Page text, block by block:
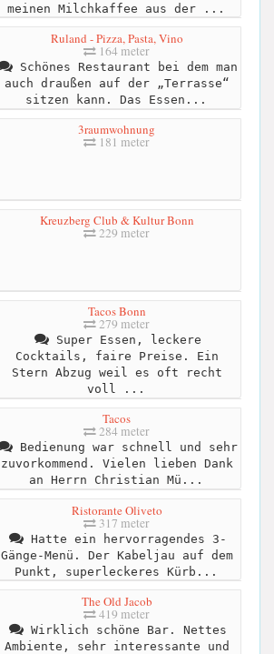
meinen Milchkaffee aus der ...
Ruland - Pizza, Pasta, Vino
164 meter
Schönes Restaurant bei dem man
auch draußen auf der „Terrasse“
sitzen kann. Das Essen...
3raumwohnung
181 meter
Kreuzberg Club & Kultur Bonn
229 meter
Tacos Bonn
279 meter
Super Essen, leckere
Cocktails, faire Preise. Ein
Stern Abzug weil es oft recht
voll ...
Tacos
284 meter
Bedienung war schnell und sehr
zuvorkommend. Vielen lieben Dank
an Herrn Christian Mü...
Ristorante Oliveto
317 meter
Hatte ein hervorragendes 3-
Gänge-Menü. Der Kabeljau auf dem
Punkt, superleckeres Kürb...
The Old Jacob
419 meter
Wirklich schöne Bar. Nettes
Ambiente, sehr interessante und